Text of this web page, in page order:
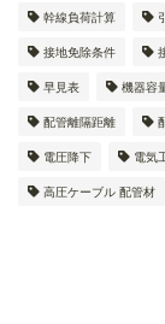
幹線負荷計算
接地免除条件
早見表 機器容
配管離隔距離
電圧降下 電気
高圧ケーブル 配管材